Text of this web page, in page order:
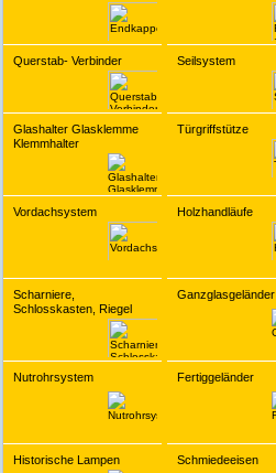
Querstab- Verbinder Seilsystem
Glashalter Glasklemme
Klemmhalter
Türgriffstütze
Vordachsystem Holzhandläufe
Scharniere,
Schlosskasten, Riegel
Ganzglasgeländer
Nutrohrsystem Fertiggeländer
Historische Lampen Schmiedeeisen